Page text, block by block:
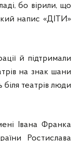
бо вірили, що
напис «ДІТИ»
й підтримали
на знак шани
театрів люди
Івана Франка
Ростислава